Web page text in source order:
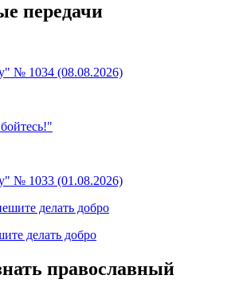
передачи
№ 1034 (08.08.2026)
№ 1033 (01.08.2026)
делать добро
православный